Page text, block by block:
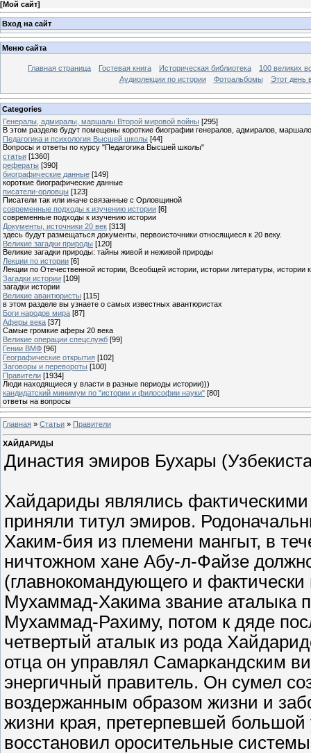
[Мой сайт]
Вход на сайт
Меню сайта
Главная страница Гостевая книга Историческая библиотека
100 великих
Аудиолекции по истории
Фотоальбомы Этот день
Categories
Генералы, адмиралы, маршалы Второй мировой войны [295]
В этом разделе будут помещены короткие биографии генералов, адмиралов,
Педагогика и психология Высшей школы [44]
Вопросы и ответы по курсу "Педагогика Высшей школы"
статьи [1360]
рефераты [390]
биографические данные [149]
короткие биографические данные
писатели-орловцы [123]
Писатели так или иначе связанные с Орловщиной
современные подходы к изучению истории [6]
современные подходы к изучению истории
Документы, источники 20 век [313]
здесь будут размещаться документы, первоисточники относящиеся к 20 веку.
Великие загадки природы [120]
Великие загадки природы: тайны живой и неживой природы
Лекции по истории [6]
Лекции по Отечественной истории, Всеобщей истории, истории литературы, истории
Загадки истории [109]
загадки истории
Великие авантюристы [115]
в этом разделе вы узнаете о самых известных авантюристах
Боги народов мира [87]
Аферы века [37]
Самые громкие аферы 20 века
Великие операции спецслужб [99]
Гении ВМФ [96]
Географические открытия [102]
Заговоры и перевороты [100]
Правители [1934]
Люди находящиеся у власти в разные периоды истории)))
кандидатский минимум по "истории и философии науки" [80]
ответы на вопросы
Главная » Статьи » Правители
ХАЙДАРИДЫ
Династия эмиров Бухары
Хайдариды являлись фактическими
приняли титул эмиров.
Хаким-бия из племени мангыт, в
ничтожном хане Абу-л-Файзе
(главнокомандующего и
Мухаммад-Хакима звание аталыка
Мухаммад-Рахиму, потом к дяде
четвертый аталык из рода
отца он управлял Самаркандским
энергичный правитель. Он сумел
воздержанным образом жизни и
жизни края, претерпевшей
восстановил оросительные